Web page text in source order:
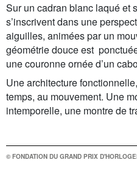
Sur un cadran blanc laqué et
s’inscrivent dans une
aiguilles, animées par un
géométrie douce est
une couronne ornée d’un
Une architecture
temps, au mouvement. Une
intemporelle, une montre de
© FONDATION DU GRAND PRIX